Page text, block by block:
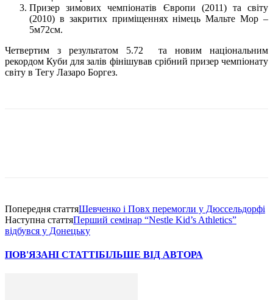
Призер зимових чемпіонатів Європи (2011) та світу
(2010) в закритих приміщеннях німець Мальте Мор –
5м72см.
Четвертим з результатом 5.72 та новим національним
рекордом Куби для залів фінішував срібний призер чемпіонату
світу в Тегу Лазаро Боргез.
Попередня статтяШевченко і Повх перемогли у Дюссельдорфі
Наступна статтяПерший семінар “Nestle Kid’s Athletics”
відбувся у Донецьку
ПОВ'ЯЗАНІ СТАТТІБІЛЬШЕ ВІД АВТОРА